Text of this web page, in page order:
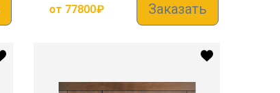
от 77800₽ Заказать